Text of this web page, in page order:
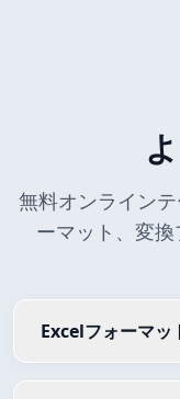
無料オンライン
ーマット、変
Excelフォーマッ